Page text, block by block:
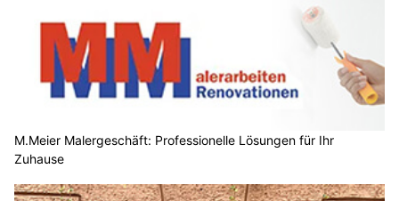
M.Meier Malergeschäft: Professionelle Lösungen für Ihr
Zuhause